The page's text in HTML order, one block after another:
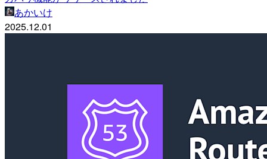
あかいけ
2025.12.01